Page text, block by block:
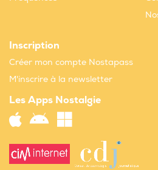
Inscription
Créer mon compte Nostapass
M'inscrire à la newsletter
Les Apps Nostalgie